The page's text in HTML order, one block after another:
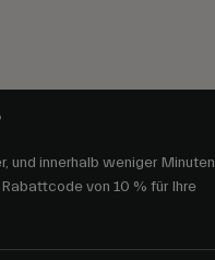
und innerhalb weniger Minuten
von 10 % für Ihre